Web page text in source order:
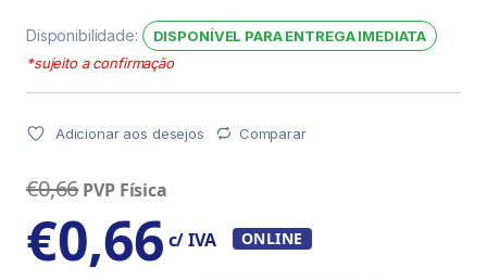
Disponibilidade:
DISPONÍVEL PARA ENTREGA IMEDIATA
*sujeito a confirmação
Adicionar aos desejos Comparar
€0,66 PVP Física
€0,66 c/ IVA ONLINE